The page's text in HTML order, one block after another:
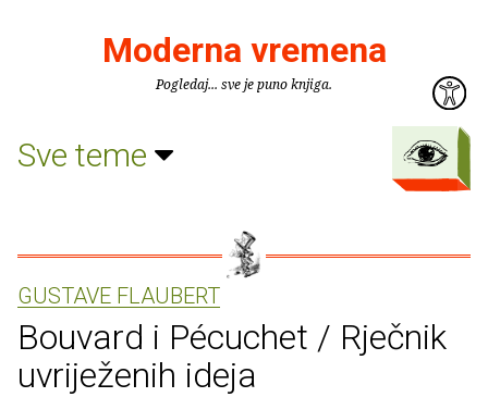
Moderna vremena
Pogledaj... sve je puno knjiga.
Sve teme
GUSTAVE FLAUBERT
Bouvard i Pécuchet / Rječnik
uvriježenih ideja